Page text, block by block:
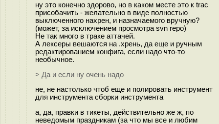
ну это конечно здорово, но в каком месте это к trac
присобачить - желательно в виде полностью
выключенного нахрен, и назначаемого вручную?
(может, за исключением просмотра svn repo)
Не так много в траке аттачей.
А лексеры вешаются на .хрень, да еще и ручным
редактированием конфига, если надо что-то
необычное.
> Да и если ну очень надо
не, не настолько чтоб еще и полировать инструмент
для инструмента сборки инструмента
а, да, правки в тикеты, действительно же ж, по
неведомым праздникам (за что мы все и любим